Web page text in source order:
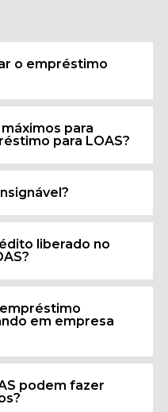
o empréstimo
para
para LOAS?
liberado no
em empresa
podem fazer